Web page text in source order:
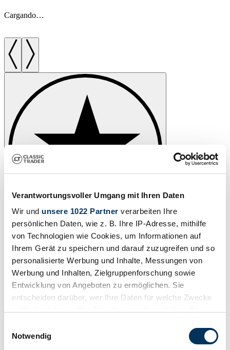
Verantwortungsvoller Umgang mit Ihren Daten
Wir und unsere 1022 Partner verarbeiten Ihre
persönlichen Daten, wie z. B. Ihre IP-Adresse, mithilfe
von Technologien wie Cookies, um Informationen auf
Ihrem Gerät zu speichern und darauf zuzugreifen und so
personalisierte Werbung und Inhalte, Messungen von
Werbung und Inhalten, Zielgruppenforschung sowie
Entwicklung von Angeboten zu ermöglichen. Sie
entscheiden darüber, wer Ihre Daten für welche Zwecke
Trigger Symbol ändern oder widerrufen
Notwendig
Cargando…